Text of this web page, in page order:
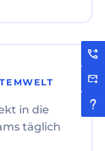
in die
täglich